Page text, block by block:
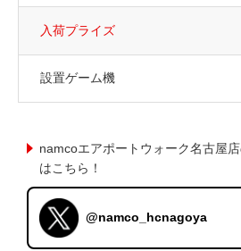
入荷プライズ
設置ゲーム機
namcoエアポートウォーク名古屋
はこちら！
@namco_hcnagoya